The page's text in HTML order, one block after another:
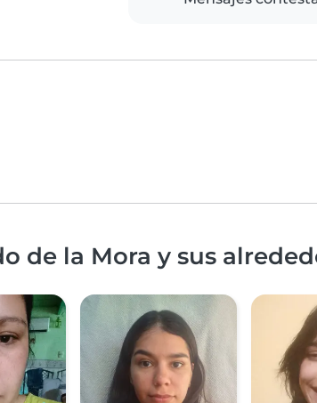
de la Mora y sus